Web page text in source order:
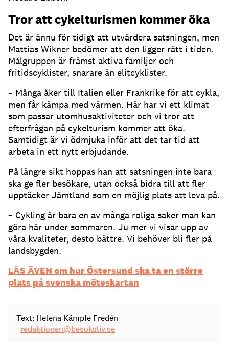
Tror att cykelturismen kommer öka
Det är ännu för tidigt att utvärdera satsningen, men
Mattias Wikner bedömer att den ligger rätt i tiden.
Målgruppen är främst aktiva familjer och
fritidscyklister, snarare än elitcyklister.
– Många åker till Italien eller Frankrike för att cykla,
men får kämpa med värmen. Här har vi ett klimat
som passar utomhusaktiviteter och vi tror att
efterfrågan på cykelturism kommer att öka.
Samtidigt är vi ödmjuka inför att det tar tid att
arbeta in ett nytt erbjudande.
På längre sikt hoppas han att satsningen inte bara
ska ge fler besökare, utan också bidra till att fler
upptäcker Jämtland som en möjlig plats att leva på.
– Cykling är bara en av många roliga saker man kan
göra här under sommaren. Ju mer vi visar upp av
våra kvaliteter, desto bättre. Vi behöver bli fler på
landsbygden.
LÄS ÄVEN om hur Östersund ska ta en större
plats på svenska möteskartan
Text: Helena Kämpfe Fredén
redaktionen@besoksliv.se